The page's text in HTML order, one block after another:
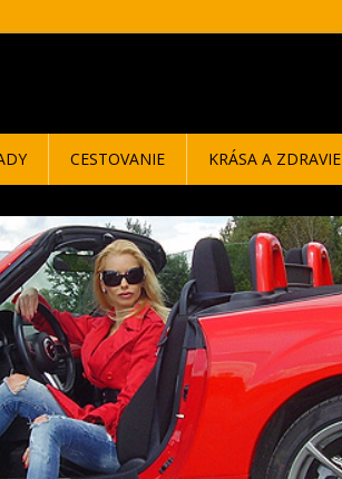
CESTOVANIE KRÁSA A ZDRAVIE